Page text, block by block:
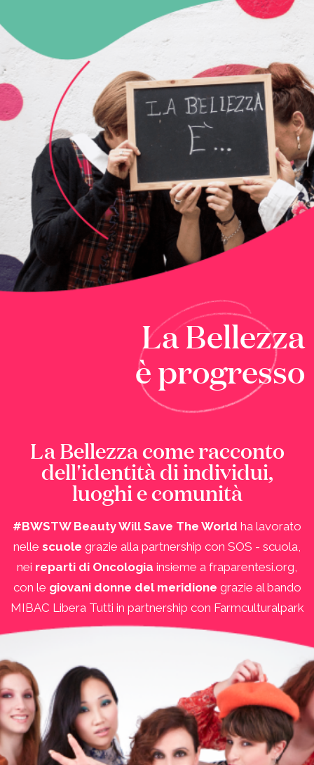
La Bellezza
è progresso
La Bellezza come racconto
dell'identità di individui,
luoghi e comunità
#BWSTW Beauty Will Save The World ha lavorato
nelle scuole grazie alla partnership con SOS - scuola,
nei reparti di Oncologia insieme a fraparentesi.org,
con le giovani donne del meridione grazie al bando
MIBAC Libera Tutti in partnership con Farmculturalpark